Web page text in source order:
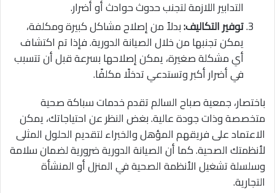
التدابير اللازمة لتجنب حدوث حوادث أو أضرار.
توفير التكاليف:بدلاً من إصلاح مشاكل كبيرة ومكلفة،
يمكن تجنبها من خلال الصيانة الدورية. فإذا تم اكتشاف
أي مشكلة صغيرة، يمكن إصلاحها بسرعة قبل أن تتسبب
في أضرار أكبر وتستدعي تدخلًا مكلفًا.
باختصار، جمعية صباح السالم تقدم خدمات سباكة صحية
متخصصة وذات جودة عالية. بغض النظر عن احتياجاتك، يمكن
الاعتماد على فريقهم المؤهل والخبراء لتقديم الحلول المثلى
لأنظمتك الصحية. كما أن الصيانة الدورية ضرورية لضمان سلامة
وسلسلة تشغيل الأنظمة الصحية في المنزل أو المنشأة
التجارية.